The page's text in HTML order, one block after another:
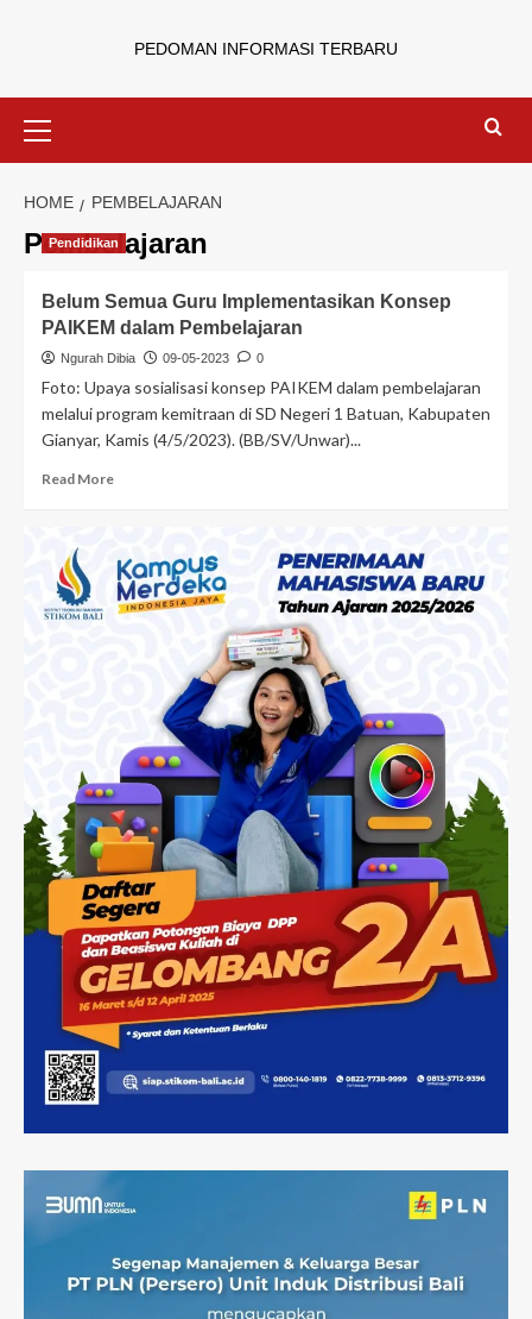
PEDOMAN INFORMASI TERBARU
HOME PEMBELAJARAN
Pembelajaran
Pendidikan
Belum Semua Guru Implementasikan Konsep
PAIKEM dalam Pembelajaran
Ngurah Dibia 09-05-2023 0
Foto: Upaya sosialisasi konsep PAIKEM dalam pembelajaran
melalui program kemitraan di SD Negeri 1 Batuan, Kabupaten
Gianyar, Kamis (4/5/2023). (BB/SV/Unwar)...
Read More